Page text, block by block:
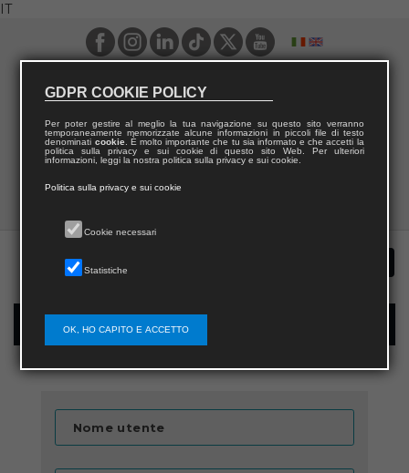
IT
Registrazione nuovo utente per acquisti sul sito
Nome utente
GDPR COOKIE POLICY
Per poter gestire al meglio la tua navigazione su questo sito verranno
temporaneamente memorizzate alcune informazioni in piccoli file di testo
denominati cookie. È molto importante che tu sia informato e che accetti la
politica sulla privacy e sui cookie di questo sito Web. Per ulteriori
informazioni, leggi la nostra politica sulla privacy e sui cookie.
Politica sulla privacy e sui cookie
Cookie necessari
Statistiche
OK, HO CAPITO E ACCETTO